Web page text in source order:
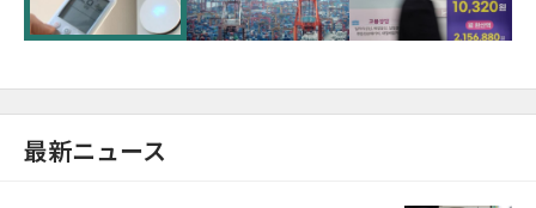
最新ニュース